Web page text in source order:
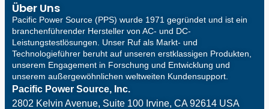
Über Uns
Pacific Power Source (PPS) wurde 1971 gegründet und ist ein
branchenführender Hersteller von AC- und DC-
Leistungstestlösungen. Unser Ruf als Markt- und
Technologieführer beruht auf unseren erstklassigen Produkten,
unserem Engagement in Forschung und Entwicklung und
unserem außergewöhnlichen weltweiten Kundensupport.
Pacific Power Source, Inc.
2802 Kelvin Avenue, Suite 100 Irvine, CA 92614 USA